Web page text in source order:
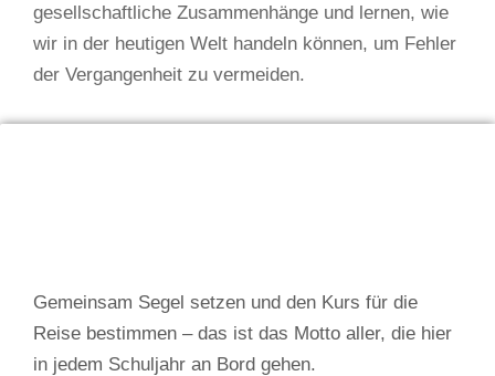
gesellschaftliche Zusammenhänge und lernen, wie
wir in der heutigen Welt handeln können, um Fehler
der Vergangenheit zu vermeiden.
Gemeinsam Segel setzen und den Kurs für die
Reise bestimmen – das ist das Motto aller, die hier
in jedem Schuljahr an Bord gehen.